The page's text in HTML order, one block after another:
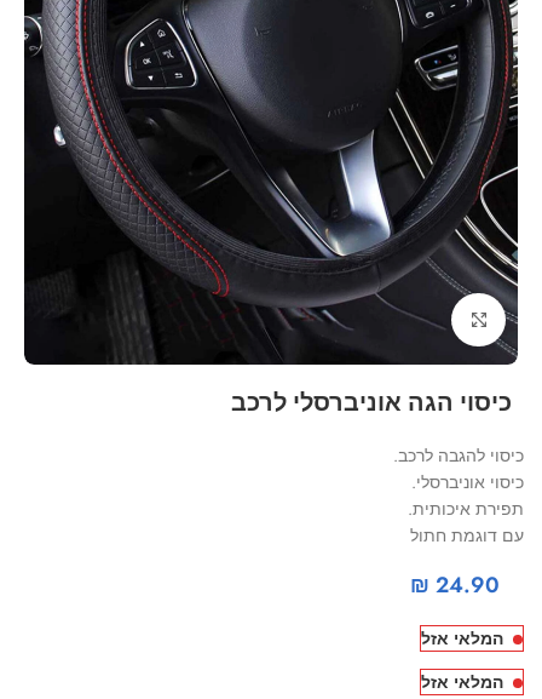
Click to enlarge
כיסוי הגה אוניברסלי לרכב
כיסוי להגבה לרכב.
כיסוי אוניברסלי.
תפירת איכותית.
עם דוגמת חתול
₪ 24.90
המלאי אזל
המלאי אזל